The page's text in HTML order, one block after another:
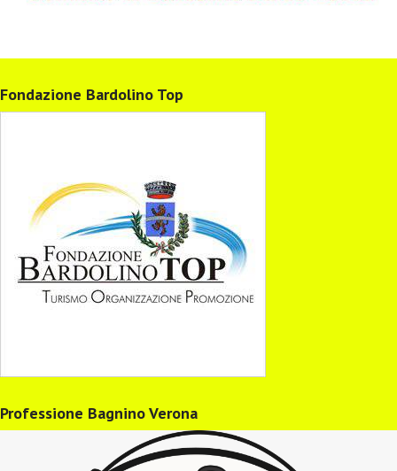
Fondazione Bardolino Top
Professione Bagnino Verona